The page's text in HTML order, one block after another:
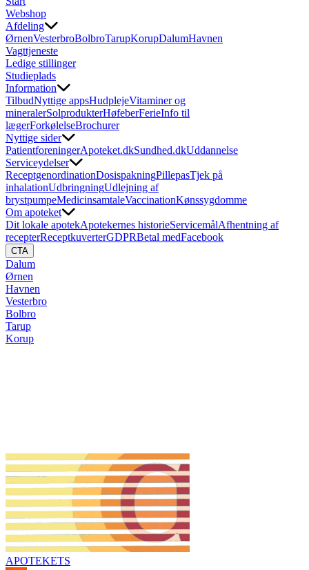
Webshop
Afdeling
ØrnenVesterbroBolbroTarupKorupDalumHavnen
Vagttjeneste
Ledige stillinger
Studieplads
Information
TilbudNyttige appsHudplejeVitaminer og
mineralerSolprodukterHøfeberFerieInfo til
lægerForkølelseBrochurer
Nyttige sider
PatientforeningerApoteket.dkSundhed.dkUddannelse
Serviceydelser
ReceptgenordinationDosispakningPillepasTjek på
inhalationUdbringningUdlejning af
brystpumpeMedicinsamtaleVaccinationKønssygdomme
Om apoteket
Dit lokale apotekApotekernes historieServicemålAfhentning af
recepterReceptkuverterGDPRBetal medFacebook
CTA
Dalum
Ørnen
Havnen
Vesterbro
Bolbro
Tarup
Korup
APOTEKETS